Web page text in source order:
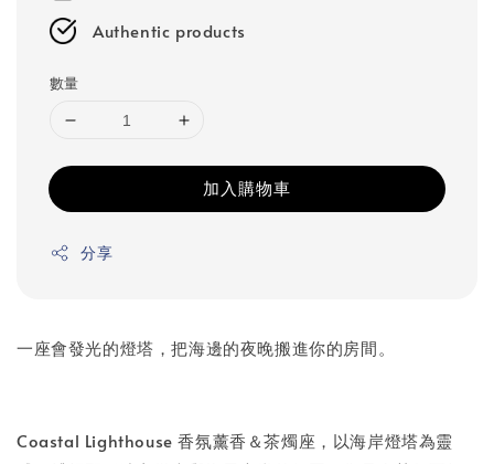
Authentic products
數量
加入購物車
分享
一座會發光的燈塔，把海邊的夜晚搬進你的房間。
Coastal Lighthouse 香氛薰香＆茶燭座，以海岸燈塔為靈